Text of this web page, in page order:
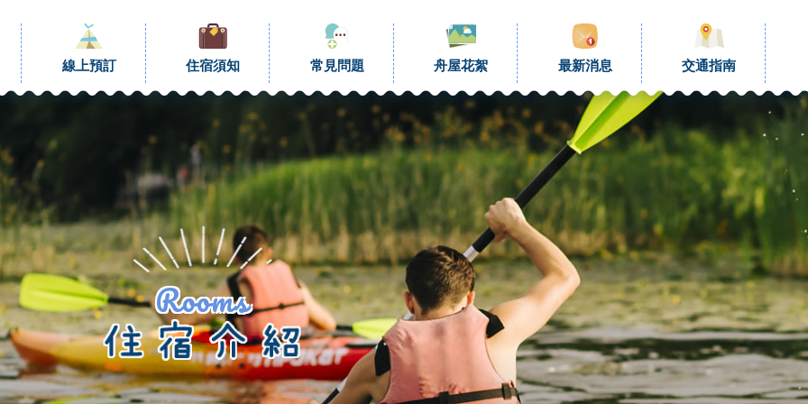
線上預訂 住宿須知 常見問題 舟屋花絮 最新消息 交通指南
Rooms